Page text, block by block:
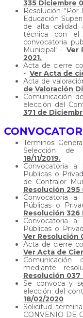
335 Diciembre
Resolución
Educación
de alta calidad
técnica con
convocatoria
Municipal" - Ver
2021.
Acta de cierre
- Ver Acta de
Acta de
de Valoración
Comunicación
elección del
371 de
Términos
Selección de
18/11/2019.
Convocatoria a
Publicas o
de Contralor
Resolución 295
Convocatoria a
Públicas o
Resolución
Convocatoria a
Públicas o
Ver Resolución
Acta de cierre
Ver Acta de
mediante
Resolución 037
Se convoca y
elección del
18/02/2020
Solicitud
CONVENIO DE